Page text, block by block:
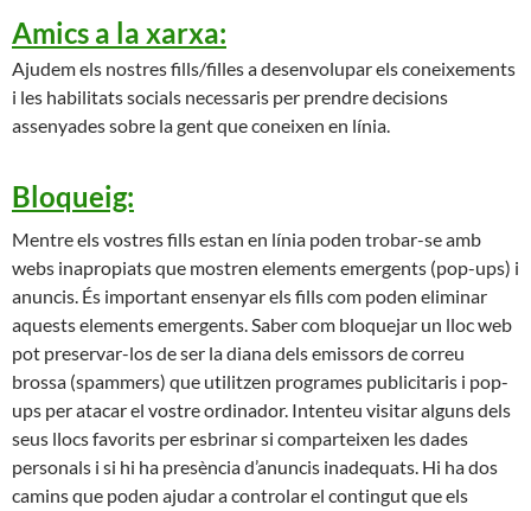
Amics a la xarxa:
Ajudem els nostres fills/filles a desenvolupar els coneixements
i les habilitats socials necessaris per prendre decisions
assenyades sobre la gent que coneixen en línia.
Bloqueig:
Mentre els vostres fills estan en línia poden trobar-se amb
webs inapropiats que mostren elements emergents (pop-ups) i
anuncis. És important ensenyar els fills com poden eliminar
aquests elements emergents. Saber com bloquejar un lloc web
pot preservar-los de ser la diana dels emissors de correu
brossa (spammers) que utilitzen programes publicitaris i pop-
ups per atacar el vostre ordinador. Intenteu visitar alguns dels
seus llocs favorits per esbrinar si comparteixen les dades
personals i si hi ha presència d’anuncis inadequats. Hi ha dos
camins que poden ajudar a controlar el contingut que els